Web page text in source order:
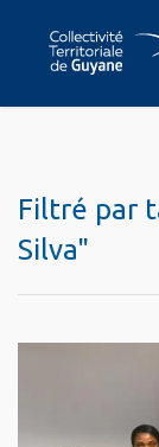
Filtré par
Silva"